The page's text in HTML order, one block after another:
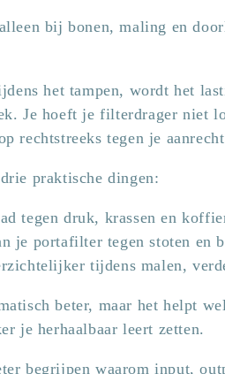
bij bonen, maling en
het tampen, wordt het
Je hoeft je filterdrager niet
rechtstreeks tegen je
praktische dingen:
tegen druk, krassen en
je portafilter tegen stoten en
tijdens malen,
beter, maar het helpt
je herhaalbaar leert zetten.
begrijpen waarom input,